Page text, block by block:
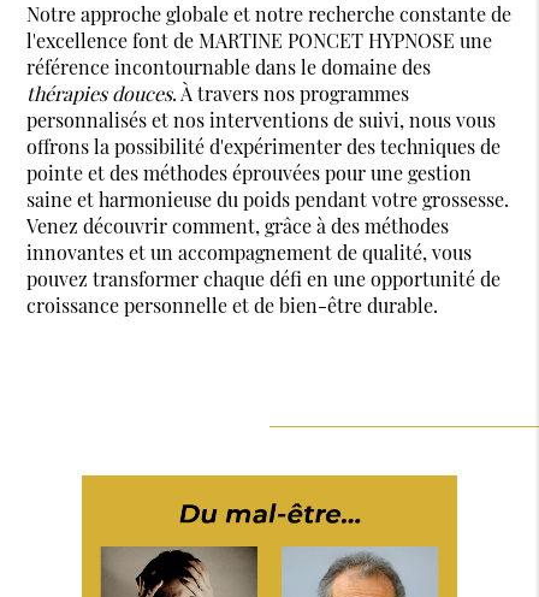
Notre approche globale et notre recherche constante de
l'excellence font de MARTINE PONCET HYPNOSE une
référence incontournable dans le domaine des
thérapies douces. À travers nos programmes
personnalisés et nos interventions de suivi, nous vous
offrons la possibilité d'expérimenter des techniques de
pointe et des méthodes éprouvées pour une gestion
saine et harmonieuse du poids pendant votre grossesse.
Venez découvrir comment, grâce à des méthodes
innovantes et un accompagnement de qualité, vous
pouvez transformer chaque défi en une opportunité de
croissance personnelle et de bien-être durable.